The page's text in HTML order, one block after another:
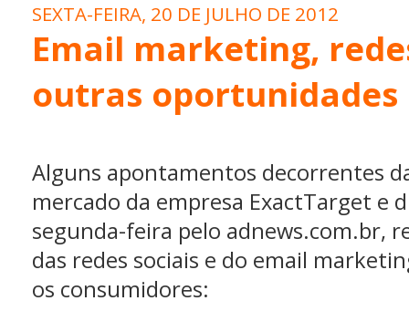
SEXTA-FEIRA, 20 DE JULHO DE 2012
Email marketing,
outras oportunidades
Alguns apontamentos decorrentes
mercado da empresa ExactTarget e
segunda-feira pelo adnews.com.br,
das redes sociais e do email
os consumidores: